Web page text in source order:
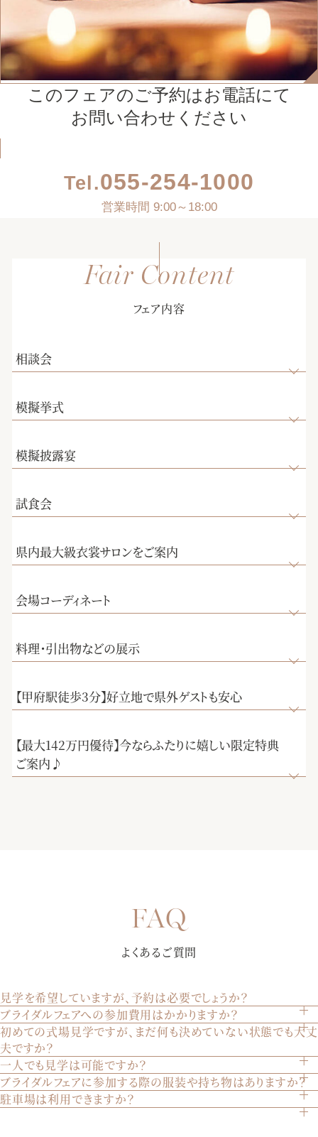
このフェアのご予約はお電話にて
お問い合わせください
Tel.055-254-1000
営業時間 9:00～18:00
フェア内容
相談会
談お待ちしております！おふたりとゲストの事を一番に考え
模擬挙式
な自然光が、花嫁様をより美しく魅せる。聖歌隊による生
模擬披露宴
きって至上の空間を体感してください♪
試食会
【黒毛和牛コース*忘れられない美食を体験】「あの味が忘れ
られない」と絶賛される美食は、ゲスト想いのおふたりにぴ
ったり。季節毎に旬の食材を取り入れる、ゲスト様への最上
級のおもてなしをご堪能下さい。
県内最大級衣裳サロンをご案内
会場コーディネート
料理・引出物などの展示
【甲府駅徒歩3分】好立地で県外ゲストも安心
【最大142万円優待】今ならふたりに嬉しい限定特典
ご案内♪
よくあるご質問
見学を希望していますが、予約は必要でしょうか？
はい、見学は完全予約制です。ウェブサイトのブライダルフ
ェアページから、または電話でご予約いただけます。
ブライダルフェアへの参加費用はかかりますか？
いいえ、参加は無料です。どなたでも気軽にご参加いただけ
ます。
初めての式場見学ですが、まだ何も決めていない状態でも大丈
夫ですか？
もちろん大丈夫です。初めての見学やまだ決めていない方も
多くいらっしゃいます。実際の会場を見てイメージを膨らま
せることは重要です。安心してお越しください。
一人でも見学は可能ですか？
はい、お一人でもご見学いただけます。ご家族やご兄弟との
見学も歓迎いたします。
ブライダルフェアに参加する際の服装や持ち物はありますか？
特に指定はございません。普段着でお越しいただければ結構
駐車場は利用できますか？
はい、200台収容可能な駐車場をご用意しております。ご自